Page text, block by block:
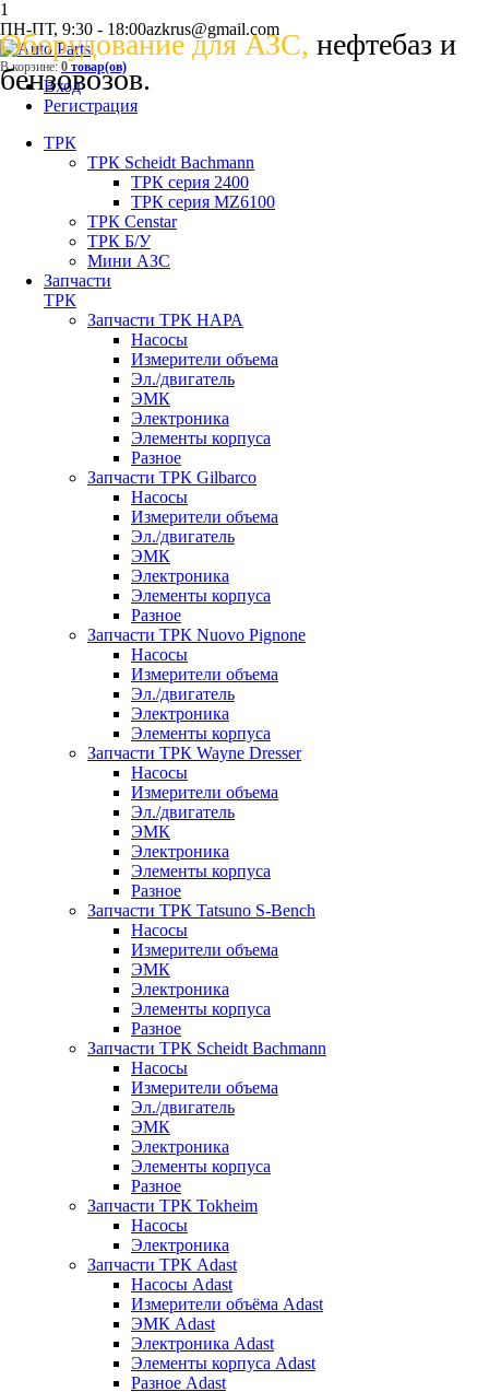
1
Оборудование для АЗС, нефтебаз и
бензовозов.
ПН-ПТ, 9:30 - 18:00azkrus@gmail.com
В корзине: 0 товар(ов)
Вход
Регистрация
ТРК
ТРК Scheidt Bachmann
ТРК серия 2400
ТРК серия MZ6100
ТРК Censtar
ТРК Б/У
Мини АЗС
Запчасти
ТРК
Запчасти ТРК НАРА
Насосы
Измерители объема
Эл./двигатель
ЭМК
Электроника
Элементы корпуса
Разное
Запчасти ТРК Gilbarco
Насосы
Измерители объема
Эл./двигатель
ЭМК
Электроника
Элементы корпуса
Разное
Запчасти ТРК Nuovo Pignone
Насосы
Измерители объема
Эл./двигатель
Электроника
Элементы корпуса
Запчасти ТРК Wayne Dresser
Насосы
Измерители объема
Эл./двигатель
ЭМК
Электроника
Элементы корпуса
Разное
Запчасти ТРК Tatsuno S-Bench
Насосы
Измерители объема
ЭМК
Электроника
Элементы корпуса
Разное
Запчасти ТРК Scheidt Bachmann
Насосы
Измерители объема
Эл./двигатель
ЭМК
Электроника
Элементы корпуса
Разное
Запчасти ТРК Tokheim
Насосы
Электроника
Запчасти ТРК Adast
Насосы Adast
Измерители объёма Adast
ЭМК Adast
Электроника Adast
Элементы корпуса Adast
Разное Adast